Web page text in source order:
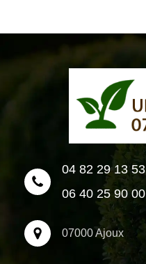
04 82 29 13 53
06 40 25 90 00
07000 Ajoux